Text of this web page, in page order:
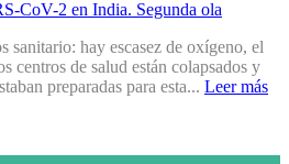
sanitario: hay escasez de oxígeno, el
centros de salud están colapsados y
preparadas para esta... Leer más